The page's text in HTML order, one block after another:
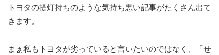
トヨタの提灯持ちのような気持ち悪い記事がたくさん出て
きます。
まぁ私もトヨタが劣っていると言いたいのではなく、「せ